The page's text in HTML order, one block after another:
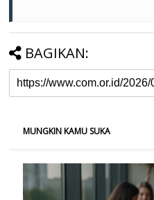
BAGIKAN:
MUNGKIN KAMU SUKA